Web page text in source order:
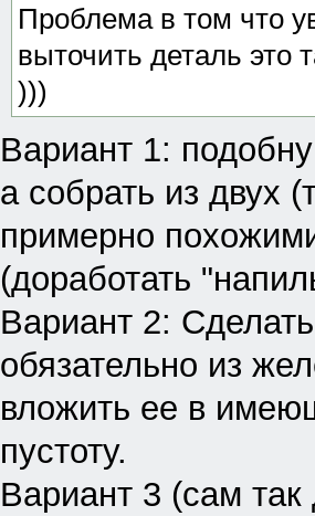
Проблема в том что
выточить деталь это
)))
Вариант 1:
а собрать из двух
примерно
(доработать
Вариант 2:
обязательно из
вложить ее в
пустоту.
Вариант 3 (сам так